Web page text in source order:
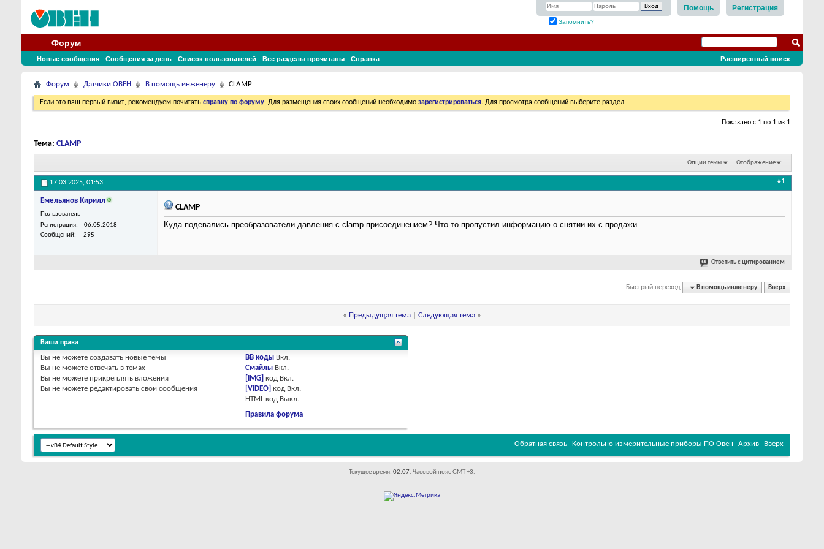
Регистрация
Помощь
Запомнить?
Форум
Новые сообщения Сообщения за день Список пользователей Все разделы прочитаны Справка Расширенный поиск
Форум Датчики ОВЕН В помощь инженеру CLAMP
Если это ваш первый визит, рекомендуем почитать справку по форуму. Для размещения своих сообщений необходимо зарегистрироваться. Для просмотра сообщений выберите раздел.
Показано с 1 по 1 из 1
Тема: CLAMP
Опции темы Отображение
17.03.2025, 01:53 #1
Емельянов Кирилл
Пользователь
Регистрация
06.05.2018
Сообщений
295
CLAMP
Куда подевались преобразователи давления с clamp присоединением? Что-то пропустил информацию о снятии их с продажи
Ответить с цитированием
Быстрый переход В помощь инженеру Вверх
« Предыдущая тема Следующая тема »
Ваши права
Вы не можете создавать новые темы
Вы не можете отвечать в темах
Вы не можете прикреплять вложения
Вы не можете редактировать свои сообщения
BB коды Вкл.
Смайлы Вкл.
[IMG] код Вкл.
[VIDEO] код Вкл.
HTML код Выкл.
Правила форума
Обратная связь Контрольно измерительные приборы ПО Овен Архив Вверх
Текущее время: 02:07. Часовой пояс GMT +3.